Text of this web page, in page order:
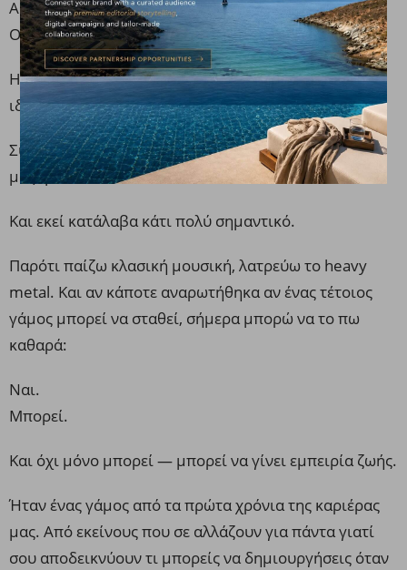
Αργότερα στήθηκε live rock σκηνή.
Οι καλεσμένοι δεν ήθελαν να φύγουν.
Η Ράνια με αγκάλιασε δυνατά. Και όταν έκοψαν την
ιδιαίτερη τούρτα τους, χόρεψαν τον πρώτο χορό.
Συγκινήθηκα τόσο πολύ γιατί ο δεύτερος χορός ήταν
μαζί μου.
Και εκεί κατάλαβα κάτι πολύ σημαντικό.
Παρότι παίζω κλασική μουσική, λατρεύω το heavy
metal. Και αν κάποτε αναρωτήθηκα αν ένας τέτοιος
γάμος μπορεί να σταθεί, σήμερα μπορώ να το πω
καθαρά:
Ναι.
Μπορεί.
Και όχι μόνο μπορεί — μπορεί να γίνει εμπειρία ζωής.
Ήταν ένας γάμος από τα πρώτα χρόνια της καριέρας
μας. Από εκείνους που σε αλλάζουν για πάντα γιατί
σου αποδεικνύουν τι μπορείς να δημιουργήσεις όταν